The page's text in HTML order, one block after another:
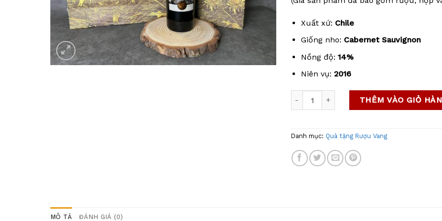
Xuất xứ: Chile
Giống nho: CabernetSauvignon
Nồng độ:14%
Niên vụ:2016
Rượu Vang Viento Norte Gran Reserve
THÊM VÀO GIỎ
Danh mục: Quà tặng Rượu Vang
MÔ TẢ ĐÁNH GIÁ (0)